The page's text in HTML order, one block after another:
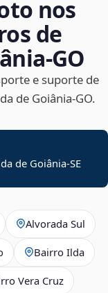
nos
de
e suporte de
de Goiânia‑GO.
de Goiânia-SE
Alvorada Sul
Bairro Ilda
Vera Cruz